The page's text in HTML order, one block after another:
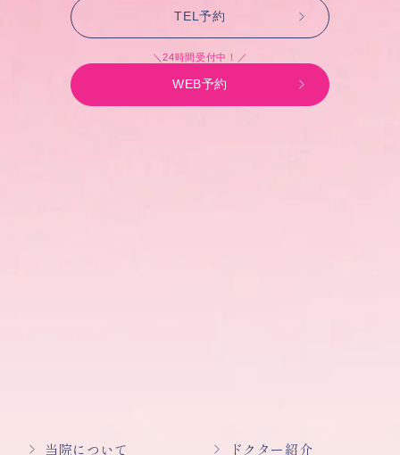
TEL予約
＼24時間受付中！／
WEB予約
当院について ドクター紹介